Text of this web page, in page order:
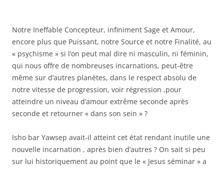
Notre Ineffable Concepteur, infiniment Sage et Amour,
encore plus que Puissant, notre Source et notre Finalité, au
« psychisme » si l’on peut mal dire ni masculin, ni féminin,
qui nous offre de nombreuses incarnations, peut-être
même sur d’autres planètes, dans le respect absolu de
notre vitesse de progression, voir régression ,pour
atteindre un niveau d’amour extrême seconde après
seconde et retourner « dans son sein » ?
Isho bar Yawsep avait-il atteint cet état rendant inutile une
nouvelle incarnation , après bien d’autres ? On sait si peu
sur lui historiquement au point que le « Jesus séminar » a